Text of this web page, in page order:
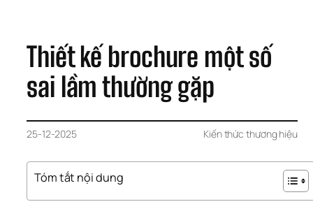
Thiết kế brochure một số
sai lầm thường gặp
25-12-2025 Kiến thức thương hiệu
Tóm tắt nội dung